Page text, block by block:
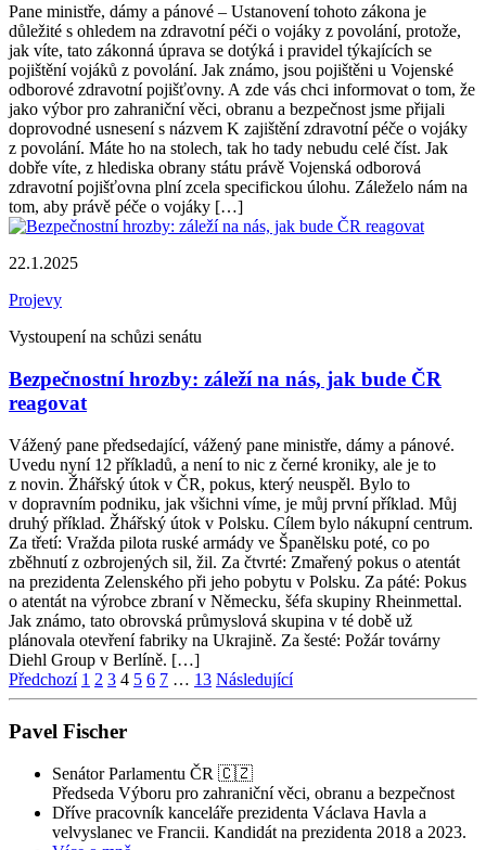
Pane ministře, dámy a pánové – Ustanovení tohoto zákona je
důležité s ohledem na zdravotní péči o vojáky z povolání, protože,
jak víte, tato zákonná úprava se dotýká i pravidel týkajících se
pojištění vojáků z povolání. Jak známo, jsou pojištěni u Vojenské
odborové zdravotní pojišťovny. A zde vás chci informovat o tom, že
jako výbor pro zahraniční věci, obranu a bezpečnost jsme přijali
doprovodné usnesení s názvem K zajištění zdravotní péče o vojáky
z povolání. Máte ho na stolech, tak ho tady nebudu celé číst. Jak
dobře víte, z hlediska obrany státu právě Vojenská odborová
zdravotní pojišťovna plní zcela specifickou úlohu. Záleželo nám na
tom, aby právě péče o vojáky […]
22.1.2025
Projevy
Vystoupení na schůzi senátu
Bezpečnostní hrozby: záleží na nás, jak bude ČR
reagovat
Vážený pane předsedající, vážený pane ministře, dámy a pánové.
Uvedu nyní 12 příkladů, a není to nic z černé kroniky, ale je to
z novin. Žhářský útok v ČR, pokus, který neuspěl. Bylo to
v dopravním podniku, jak všichni víme, je můj první příklad. Můj
druhý příklad. Žhářský útok v Polsku. Cílem bylo nákupní centrum.
Za třetí: Vražda pilota ruské armády ve Španělsku poté, co po
zběhnutí z ozbrojených sil, žil. Za čtvrté: Zmařený pokus o atentát
na prezidenta Zelenského při jeho pobytu v Polsku. Za páté: Pokus
o atentát na výrobce zbraní v Německu, šéfa skupiny Rheinmettal.
Jak známo, tato obrovská průmyslová skupina v té době už
plánovala otevření fabriky na Ukrajině. Za šesté: Požár továrny
Diehl Group v Berlíně. […]
Stránkování
Předchozí 1 2 3 4 5 6 7 … 13 Následující
Pavel Fischer
Senátor Parlamentu ČR 🇨🇿
Předseda Výboru pro zahraniční věci, obranu a bezpečnost
Dříve pracovník kanceláře prezidenta Václava Havla a
velvyslanec ve Francii. Kandidát na prezidenta 2018 a 2023.